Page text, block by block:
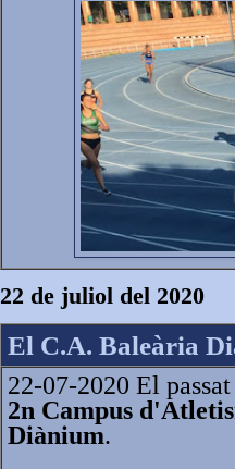
22 de juliol del 2020
El C.A. Baleària
22-07-2020 El
2n Campus
Diànium.